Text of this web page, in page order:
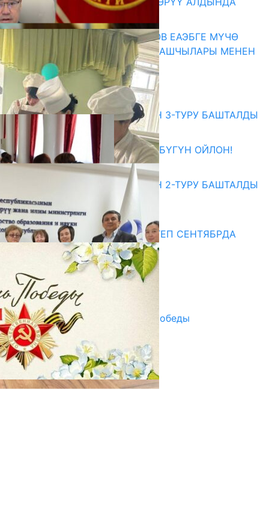
07.08.2026
ПРЕЗИДЕНТ САДЫР ЖАПАРОВ ЕАЭБГЕ МҮЧӨ
МАМЛЕКЕТТЕРДИН ӨКМӨТ БАШЧЫЛАРЫ МЕНЕН
ЖОЛУГУШТУ
07.08.2026
Абитуриент
ЖОЖДОРГО КАБЫЛ АЛУУНУН 3-ТУРУ БАШТАЛДЫ
27.07.2026
ӨЗҮҢДҮН КЕЛЕЧЕГИҢ ҮЧҮН БҮГҮН ОЙЛОН!
20.07.2026
ЖОЖДОРГО КАБЫЛ АЛУУНУН 2-ТУРУ БАШТАЛДЫ
20.07.2026
Медиа
СУЗАКТА 750 ОРУНДУУ МЕКТЕП СЕНТЯБРДА
ПАЙДАЛАНУУГА БЕРИЛЕТ
07.08.2025
Улуу Жеңиштин жандуу сөзү
29.04.2025
Награды в преддверии Дня Победы
29.04.2025